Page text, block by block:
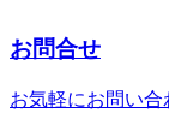
お問合せ
お気軽にお問い合